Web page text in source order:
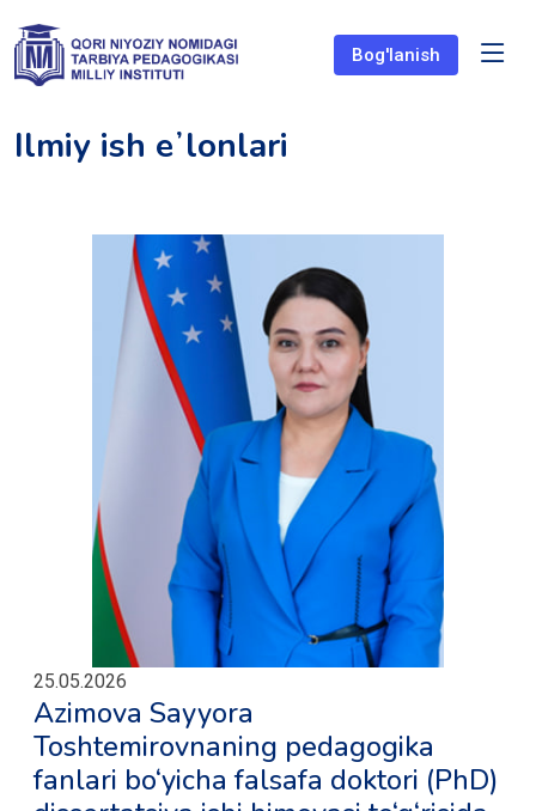
Bog'lanish
Ilmiy ish eʼlonlari
25.05.2026
Azimova Sayyora
Toshtemirovnaning pedagogika
fanlari bo‘yicha falsafa doktori (PhD)